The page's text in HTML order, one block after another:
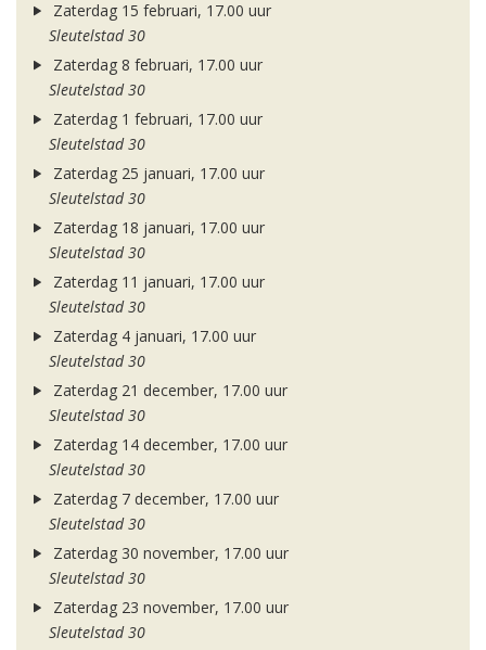
Zaterdag 15 februari, 17.00 uur
Sleutelstad 30
Zaterdag 8 februari, 17.00 uur
Sleutelstad 30
Zaterdag 1 februari, 17.00 uur
Sleutelstad 30
Zaterdag 25 januari, 17.00 uur
Sleutelstad 30
Zaterdag 18 januari, 17.00 uur
Sleutelstad 30
Zaterdag 11 januari, 17.00 uur
Sleutelstad 30
Zaterdag 4 januari, 17.00 uur
Sleutelstad 30
Zaterdag 21 december, 17.00 uur
Sleutelstad 30
Zaterdag 14 december, 17.00 uur
Sleutelstad 30
Zaterdag 7 december, 17.00 uur
Sleutelstad 30
Zaterdag 30 november, 17.00 uur
Sleutelstad 30
Zaterdag 23 november, 17.00 uur
Sleutelstad 30